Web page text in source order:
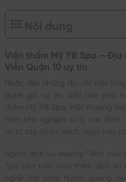
Viện thẩm Mỹ YB Spa – Địa
Viễn Quận 10 uy tín
Nhắc đến những địa chỉ triệt
đánh giá uy tín, đầu tiên phải
thẩm Mỹ YB Spa. Một thương
năm kinh nghiệm xử lý các đám
trí, từ tay, chân, nách, ngực hay
Ngoài dịch vụ waxing “đỉnh của
Spa còn triển khai thêm dịch vụ
nghệ ánh sáng huỳnh quang